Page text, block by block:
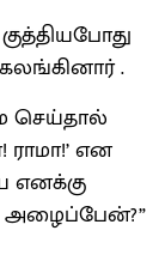
.
செய்தால்
என
அழைப்பேன்?”